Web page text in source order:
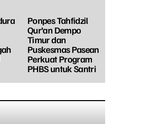
Ponpes Tahfidzil
Qur’an Dempo
Timur dan
Puskesmas Pasean
Perkuat Program
PHBS untuk Santri